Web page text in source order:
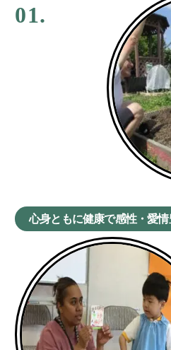
01.
心身ともに健康で感性・愛